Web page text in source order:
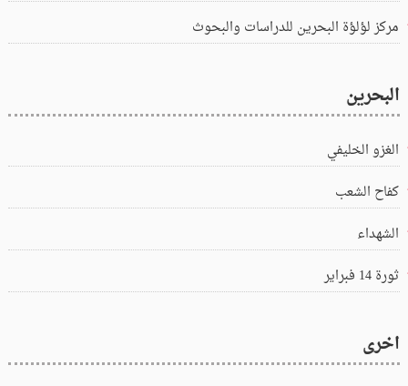
مركز لؤلؤة البحرين للدراسات والبحوث
البحرين
الغزو الخليفي
كفاح الشعب
الشهداء
ثورة 14 فبراير
اخرى